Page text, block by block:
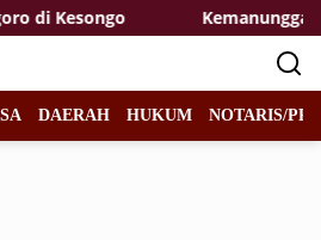
Kemanunggalan di
DAERAH HUKUM NOTARIS/